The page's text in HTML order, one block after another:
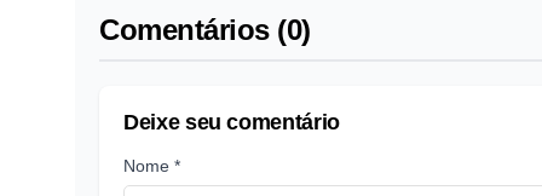
Comentários (0)
Deixe seu comentário
Nome *